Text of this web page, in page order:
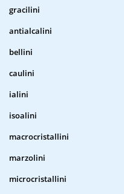
gracilini
antialcalini
bellini
caulini
ialini
isoalini
macrocristallini
marzolini
microcristallini